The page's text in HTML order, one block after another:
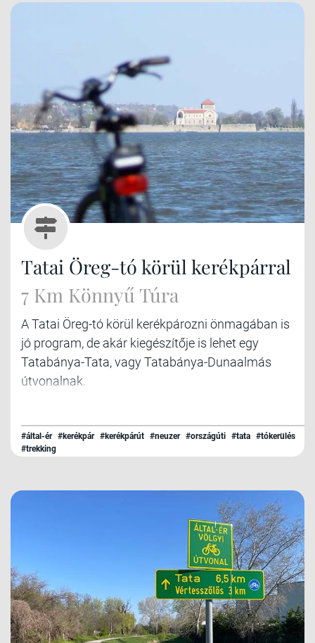
Tatai Öreg-tó körül kerékpárral
7 Km Könnyű Túra
A Tatai Öreg-tó körül kerékpározni önmagában is
jó program, de akár kiegészítője is lehet egy
Tatabánya-Tata, vagy Tatabánya-Dunaalmás
útvonalnak.
#által-ér #kerékpár #kerékpárút #neuzer #országúti #tata #tókerülés
#trekking